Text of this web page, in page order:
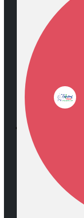
Diócesis de